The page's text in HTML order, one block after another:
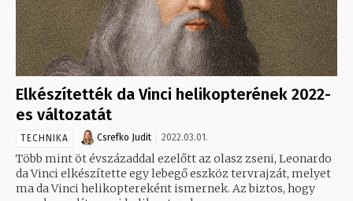
Elkészítették da Vinci helikopterének 2022-
es változatát
TECHNIKA Csrefko Judit 2022.03.01.
Több mint öt évszázaddal ezelőtt az olasz zseni, Leonardo
da Vinci elkészítette egy lebegő eszköz tervrajzát, melyet
ma da Vinci helikoptereként ismernek. Az biztos, hogy